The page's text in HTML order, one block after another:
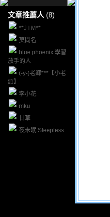
文章推薦人 (8)
**J I M**
莫問名
blue phoenix 學習
放手的人
(-y-)老鄉***【小老
頭】
李小花
mku
甘草
夜未眠 Sleepless